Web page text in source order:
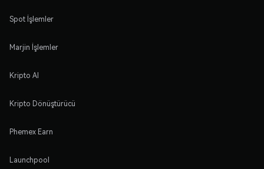
Spot İşlemler
Marjin İşlemler
Kripto Al
Kripto Dönüştürücü
Phemex Earn
Launchpool